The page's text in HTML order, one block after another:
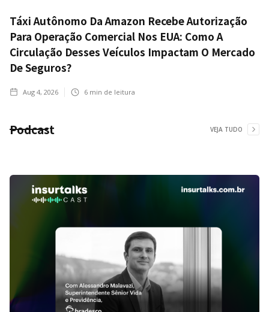
Táxi Autônomo Da Amazon Recebe Autorização
Para Operação Comercial Nos EUA: Como A
Circulação Desses Veículos Impactam O Mercado
De Seguros?
Aug 4, 2026 6 min de leitura
Podcast VEJA TUDO